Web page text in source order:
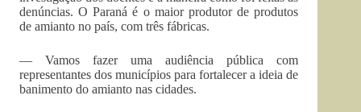
denúncias. O Paraná é o maior produtor de produtos
de amianto no país, com três fábricas.
— Vamos fazer uma audiência pública com
representantes dos municípios para fortalecer a ideia de
banimento do amianto nas cidades.